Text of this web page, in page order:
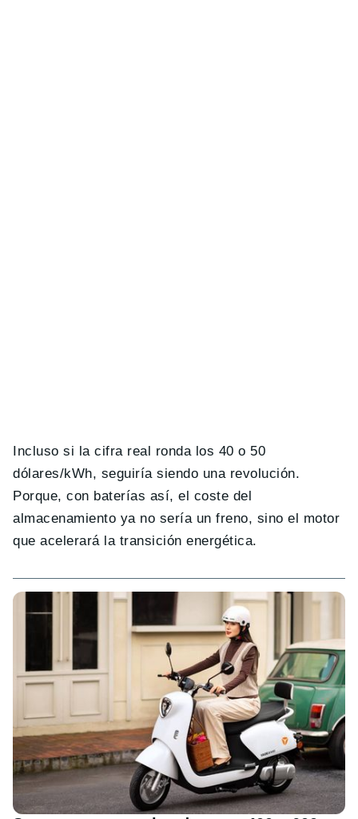
Incluso si la cifra real ronda los 40 o 50
dólares/kWh, seguiría siendo una revolución.
Porque, con baterías así, el coste del
almacenamiento ya no sería un freno, sino el motor
que acelerará la transición energética.